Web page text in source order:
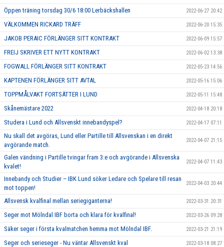
Öppen träning torsdag 30/6 18:00 Lerbäckshallen 2022-06-27 20:42
VÄLKOMMEN RICKARD TRÄFF 2022-06-20 15:35
JAKOB PERAIC FÖRLÄNGER SITT KONTRAKT 2022-06-09 15:57
FREIJ SKRIVER ETT NYTT KONTRAKT 2022-06-02 13:38
FOGWALL FÖRLÄNGER SITT KONTRAKT 2022-05-23 14:56
KAPTENEN FÖRLÄNGER SITT AVTAL 2022-05-16 15:06
TOPPMÅLVAKT FORTSÄTTER I LUND 2022-05-11 15:48
Skånemästare 2022 2022-04-18 20:18
Studera i Lund och Allsvenskt innebandyspel? 2022-04-17 07:11
Nu skall det avgöras, Lund eller Partille till Allsvenskan i en direkt
avgörande match.
2022-04-07 21:15
Galen vändning i Partille tvingar fram 3:e och avgörande i Allsvenska
kvalet!
2022-04-07 11:43
Innebandy och Studier – IBK Lund söker Ledare och Spelare till resan
mot toppen!
2022-04-03 20:44
Allsvensk kvalfinal mellan seriegiganterna! 2022-03-31 20:31
Seger mot Mölndal IBF borta och klara för kvalfinal! 2022-03-26 09:28
Säker seger i första kvalmatchen hemma mot Mölndal IBF. 2022-03-21 21:19
Seger och serieseger - Nu väntar Allsvenskt kval 2022-03-18 08:27